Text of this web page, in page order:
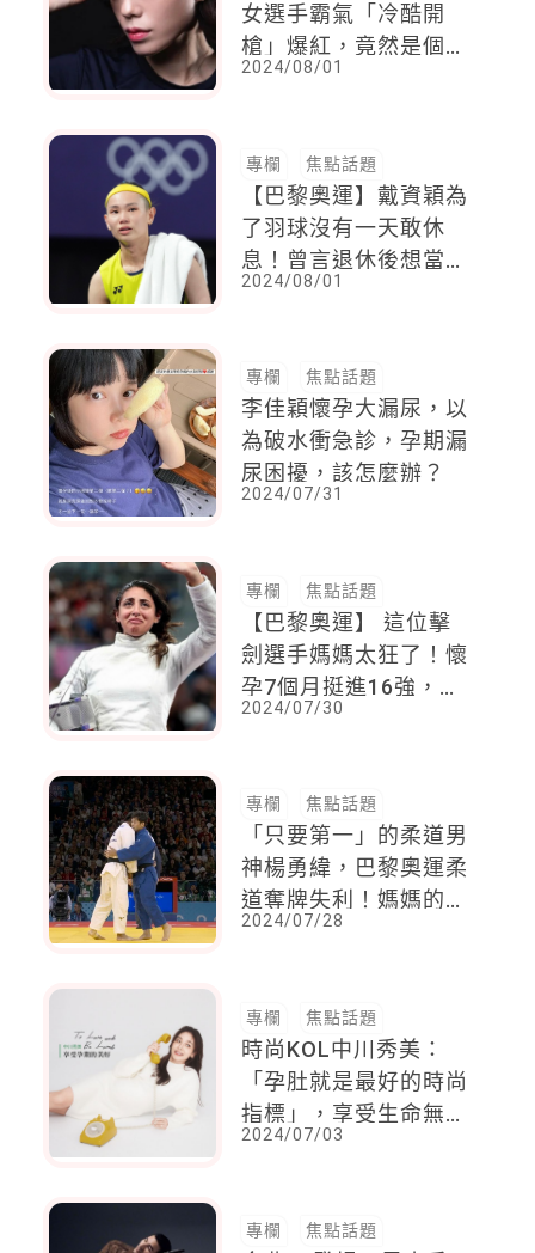
女選手霸氣「冷酷開
槍」爆紅，竟然是個媽
媽，連馬斯克也朝聖
2024/08/01
專欄 焦點話題
【巴黎奧運】戴資穎為
了羽球沒有一天敢休
息！曾言退休後想當三
寶媽，環遊世界
2024/08/01
專欄 焦點話題
李佳穎懷孕大漏尿，以
為破水衝急診，孕期漏
尿困擾，該怎麼辦？
2024/07/31
專欄 焦點話題
【巴黎奧運】 這位擊
劍選手媽媽太狂了！懷
孕7個月挺進16強，貼
文說到：丈夫和家人的
2024/07/30
專欄 焦點話題
「只要第一」的柔道男
神楊勇緯，巴黎奧運柔
道奪牌失利！媽媽的加
油聲是力量
2024/07/28
專欄 焦點話題
時尚KOL中川秀美：
「孕肚就是最好的時尚
指標」，享受生命無與
倫比的美麗
2024/07/03
專欄 焦點話題